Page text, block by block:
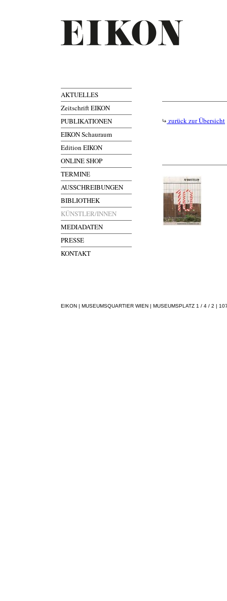
AKTUELLES
Zeitschrift EIKON
PUBLIKATIONEN
EIKON Schauraum
Edition EIKON
ONLINE SHOP
TERMINE
AUSSCHREIBUNGEN
BIBLIOTHEK
KÜNSTLER/INNEN
MEDIADATEN
PRESSE
KONTAKT
zurück zur Übersicht
EIKON | MUSEUMSQUARTIER WIEN | MUSEUMSPLATZ 1 / 4 / 2 |